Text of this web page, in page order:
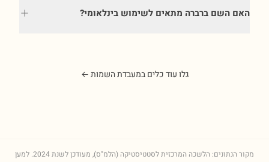
האם השם ברברה מתאים לשימוש בינלאומי?
גלו עוד כלים במעבדת השמות ←
מקור הנתונים: הלשכה המרכזית לסטטיסטיקה (הלמ"ס), מעודכן לשנת2024. למען